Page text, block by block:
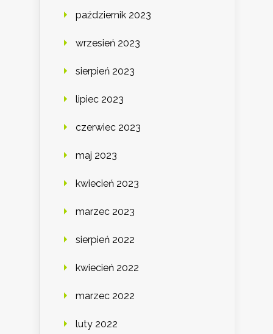
październik 2023
wrzesień 2023
sierpień 2023
lipiec 2023
czerwiec 2023
maj 2023
kwiecień 2023
marzec 2023
sierpień 2022
kwiecień 2022
marzec 2022
luty 2022